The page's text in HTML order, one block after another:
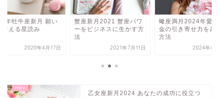
年牡牛座新月 願い
叶える星読み
2020年4月17日
蟹座新月2021 蟹座パワ
ーをビジネスに生かす方
法
2021年7月11日
蠍座満月2024年愛
金の引き寄せ力を高
方法
2024年4
乙女座新月2024 あなたの成功に役立つ